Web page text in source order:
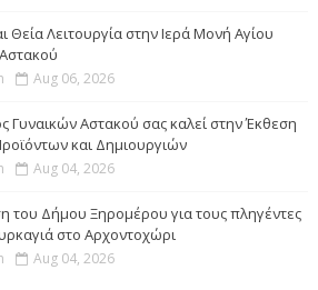
Θεία Λειτουργία στην Ιερά Μονή Αγίου
Aug 06, 2026
Γυναικών Αστακού σας καλεί στην Έκθεση
και Δημιουργιών
Aug 04, 2026
του Δήμου Ξηρομέρου για τους πληγέντες
στο Αρχοντοχώρι
Aug 04, 2026